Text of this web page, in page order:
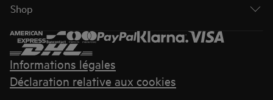
Shop
Informations légales
Déclaration relative aux cookies